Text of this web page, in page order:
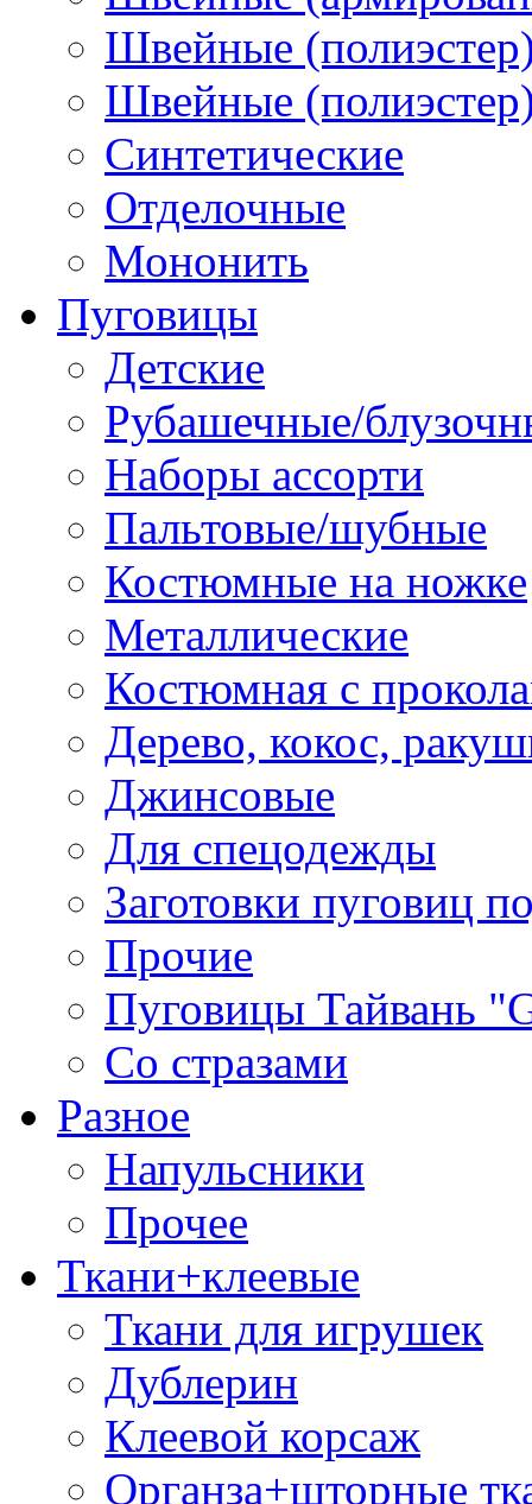
Швейные
Швейные
Синтетические
Отделочные
Мононить
Пуговицы
Детские
Рубашечные/
Наборы ассорти
Пальтовые/шубные
Костюмные на ножке
Металлические
Костюмная с
Дерево, кокос,
Джинсовые
Для спецодежды
Заготовки пуговиц
Прочие
Пуговицы Тайвань
Со стразами
Разное
Напульсники
Прочее
Ткани+клеевые
Ткани для игрушек
Дублерин
Клеевой корсаж
Органза+шторные